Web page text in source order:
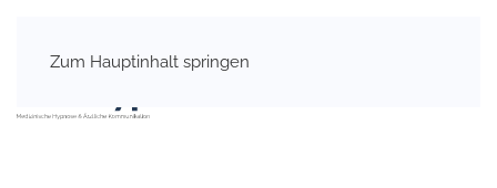
Zum Hauptinhalt springen